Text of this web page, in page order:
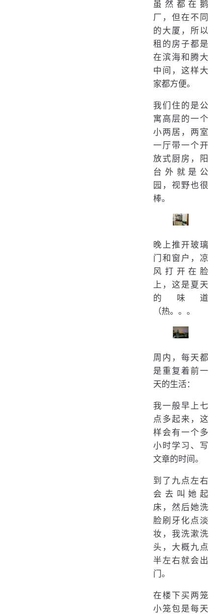
虽然都在鹅
厂，但在不同
的大厦，所以
租的房子都是
在滨海和腾大
中间，这样大
家都方便。
我们住的是公
寓高层的一个
小两居，两室
一厅带一个开
放式厨房，阳
台外就是公
园，视野也很
棒。
晚上推开玻璃
门和窗户，凉
风打开在脸
上，这是夏天
的味道
（热。。。
周内，每天都
是重复着前一
天的生活：
我一般早上七
点多起来，这
样会有一个多
小时学习、写
文章的时间。
到了九点左右
会去叫她起
床，然后她洗
脸刷牙化点淡
妆，我洗漱洗
头，大概九点
半左右就会出
门。
在楼下买两笼
小笼包是每天